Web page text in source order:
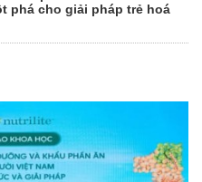
phá cho giải pháp trẻ hoá